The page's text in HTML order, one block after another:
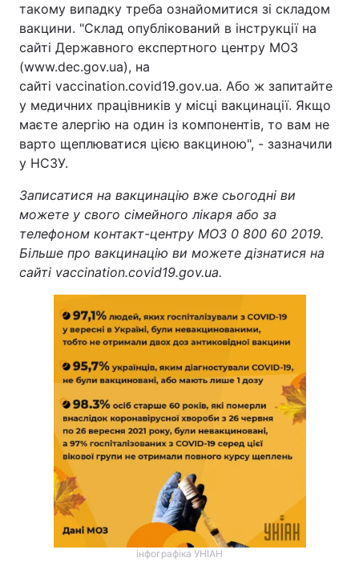
такому випадку треба ознайомитися зі складом
вакцини. "Склад опублікований в інструкції на
сайті Державного експертного центру МОЗ
(www.dec.gov.ua), на
сайті vaccination.covid19.gov.ua. Або ж запитайте
у медичних працівників у місці вакцинації. Якщо
маєте алергію на один із компонентів, то вам не
варто щеплюватися цією вакциною", - зазначили
у НСЗУ.
Записатися на вакцинацію вже сьогодні ви
можете у свого сімейного лікаря або за
телефоном контакт-центру МОЗ 0 800 60 2019.
Більше про вакцинацію ви можете дізнатися на
сайті vaccination.covid19.gov.ua.
інфографіка УНІАН